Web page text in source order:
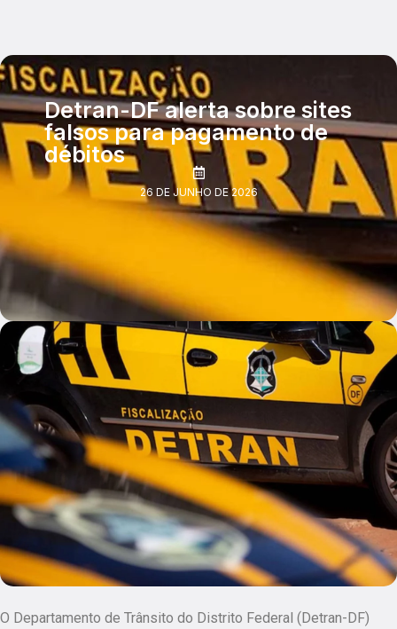
Detran-DF alerta sobre sites
falsos para pagamento de
débitos
26 DE JUNHO DE 2026
O Departamento de Trânsito do Distrito Federal (Detran-DF)